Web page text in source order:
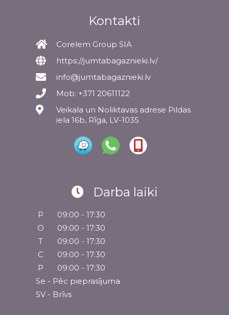
Kontakti
Corelem Group SIA
https://jumtabagaznieki.lv/
info@jumtabagaznieki.lv
Mob: +371 20611122
Veikala un Noliktavas adrese Pildas
iela 16b, Rīga, LV-1035
Darba laiki
P
09:00 - 17:30
O
09:00 - 17:30
T
09:00 - 17:30
C
09:00 - 17:30
P
09:00 - 17:30
Se - Pēc pieprasījuma
SV - Brīvs